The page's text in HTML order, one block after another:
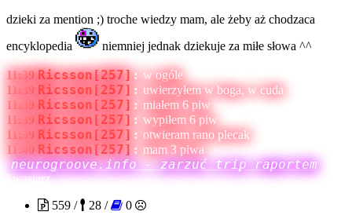
dzieki za mention ;) troche wiedzy mam, ale żeby aż chodzaca
encyklopedia
niemniej jednak dziekuje za miłe słowa ^^
11:39 Ricsson[257]:w ogóle
11:39 Ricsson[257] : uwierzyłem w boga, w cuda
11:39 Ricsson[257] : miałem 6 piw
11:39 Ricsson[257] : wypiłem 6 piw
11:39 Ricsson[257] : otwieram rano plecak
11:40 Ricsson[257] : mam 3 piwa
neurogroove.info - zarzuć trip raportem
kwasiarz
559 /
28 / 0